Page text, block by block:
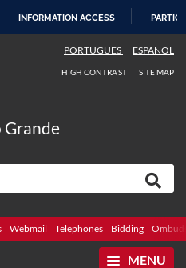
INFORMATION ACCESS
PORTUGUÊS ESPAÑOL
HIGH CONTRAST SITE MAP
Grande
Webmail Telephones Bidding
MENU